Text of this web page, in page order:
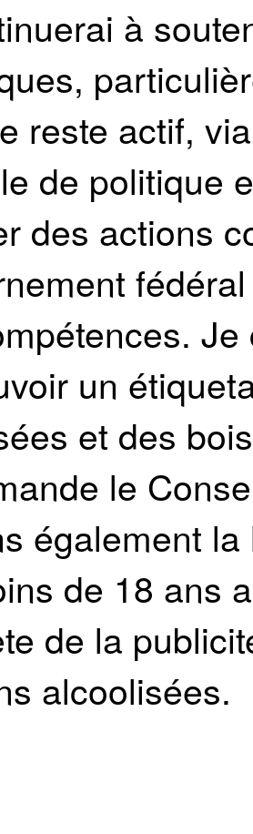
à
reste actif,
de politique
des actions
un
et des
le
également
de 18 ans
de la
alcoolisées.